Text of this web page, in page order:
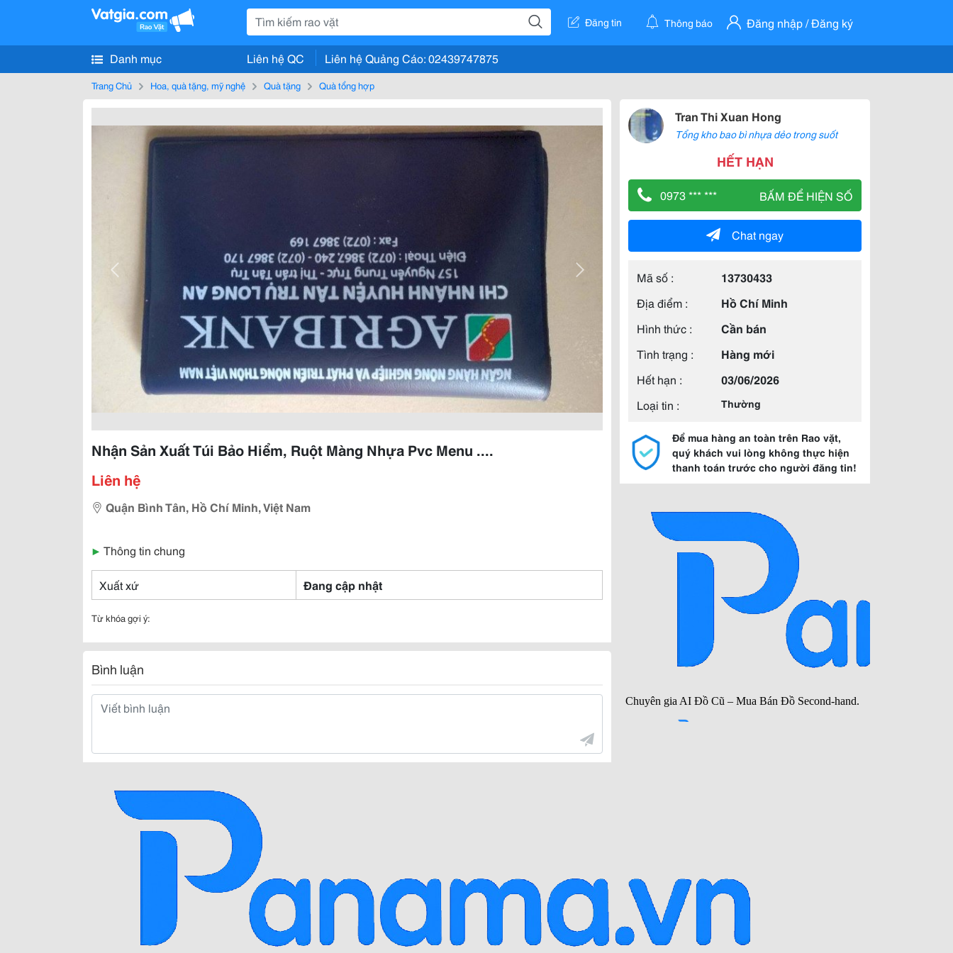
Đăng tin Thông báo Đăng nhập / Đăng ký
Danh mục Liên hệ QC Liên hệ Quảng Cáo: 02439747875
Trang Chủ Hoa, quà tặng, mỹ nghệ Quà tặng Quà tổng hợp
Nhận Sản Xuất Túi Bảo Hiểm, Ruột Màng Nhựa Pvc Menu ....
Liên hệ
Quận Bình Tân, Hồ Chí Minh, Việt Nam
▶ Thông tin chung
Xuất xứ Đang cập nhật
Từ khóa gợi ý:
Bình luận
Tran Thi Xuan Hong
Tổng kho bao bì nhựa dẻo trong suốt
HẾT HẠN
0973 *** *** BẤM ĐỂ HIỆN SỐ
Chat ngay
Mã số :
13730433
Địa điểm :
Hồ Chí Minh
Hình thức :
Cần bán
Tình trạng :
Hàng mới
Hết hạn :
03/06/2026
Loại tin :
Thường
Để mua hàng an toàn trên Rao vặt,
quý khách vui lòng không thực hiện
thanh toán trước cho người đăng tin!